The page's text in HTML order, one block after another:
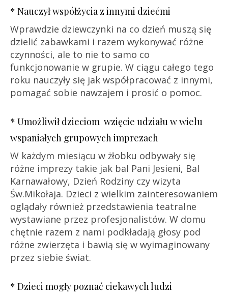
* Nauczył współżycia z innymi dziećmi
Wprawdzie dziewczynki na co dzień muszą się
dzielić zabawkami i razem wykonywać różne
czynności, ale to nie to samo co
funkcjonowanie w grupie. W ciągu całego tego
roku nauczyły się jak współpracować z innymi,
pomagać sobie nawzajem i prosić o pomoc.
* Umożliwił dzieciom wzięcie udziału w wielu
wspaniałych grupowych imprezach
W każdym miesiącu w żłobku odbywały się
różne imprezy takie jak bal Pani Jesieni, Bal
Karnawałowy, Dzień Rodziny czy wizyta
Św.Mikołaja. Dzieci z wielkim zainteresowaniem
oglądały również przedstawienia teatralne
wystawiane przez profesjonalistów. W domu
chętnie razem z nami podkładają głosy pod
różne zwierzęta i bawią się w wyimaginowany
przez siebie świat.
* Dzieci mogły poznać ciekawych ludzi